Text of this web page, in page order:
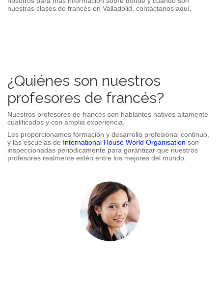
nuestras clases de francés en Valladolid , contáctanos aquí.
¿Quiénes son nuestros
profesores de francés?
Nuestros profesores de francés son hablantes nativos altamente
cualificados y con amplia experiencia.
Les proporcionamos formación y desarrollo profesional continuo,
y las escuelas de International House World Organisation son
inspeccionadas periódicamente para garantizar que nuestros
profesores realmente estén entre los mejores del mundo.